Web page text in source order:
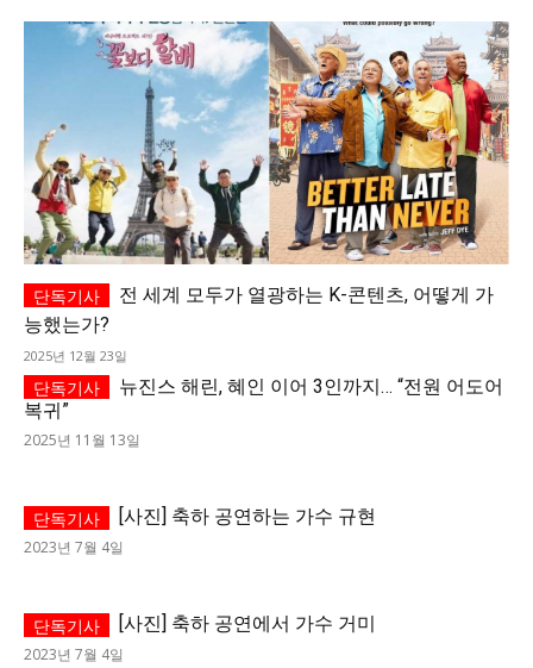
전 세계 모두가 열광하는 K-콘텐츠, 어떻게 가
능했는가?
2025년 12월 23일
뉴진스 해린, 혜인 이어 3인까지… “전원 어도어
복귀”
2025년 11월 13일
[사진] 축하 공연하는 가수 규현
2023년 7월 4일
[사진] 축하 공연에서 가수 거미
2023년 7월 4일